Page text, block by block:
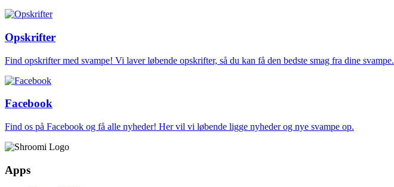
Opskrifter
Find opskrifter med svampe! Vi laver løbende opskrifter, så du kan få den bedste smag fra dine svampe.
Facebook
Find os på Facebook og få alle nyheder! Her vil vi løbende ligge nyheder og nye svampe op.
Apps